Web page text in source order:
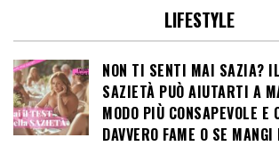
LIFESTYLE
NON TI SENTI MAI SAZIA?
SAZIETÀ PUÒ AIUTARTI A
MODO PIÙ CONSAPEVOLE E
DAVVERO FAME O SE